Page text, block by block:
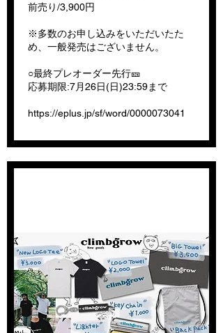
前売り/3,900円
※多数のお申し込みをいただいたた
め、一般発売はございません。
○最終プレオーダー先行🎫
応募期限:7月26日(日)23:59まで
https://eplus.jp/sf/word/0000073041